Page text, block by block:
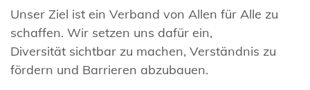
Unser Ziel ist ein Verband von Allen für Alle zu
schaffen. Wir setzen uns dafür ein,
Diversität sichtbar zu machen, Verständnis zu
fördern und Barrieren abzubauen.